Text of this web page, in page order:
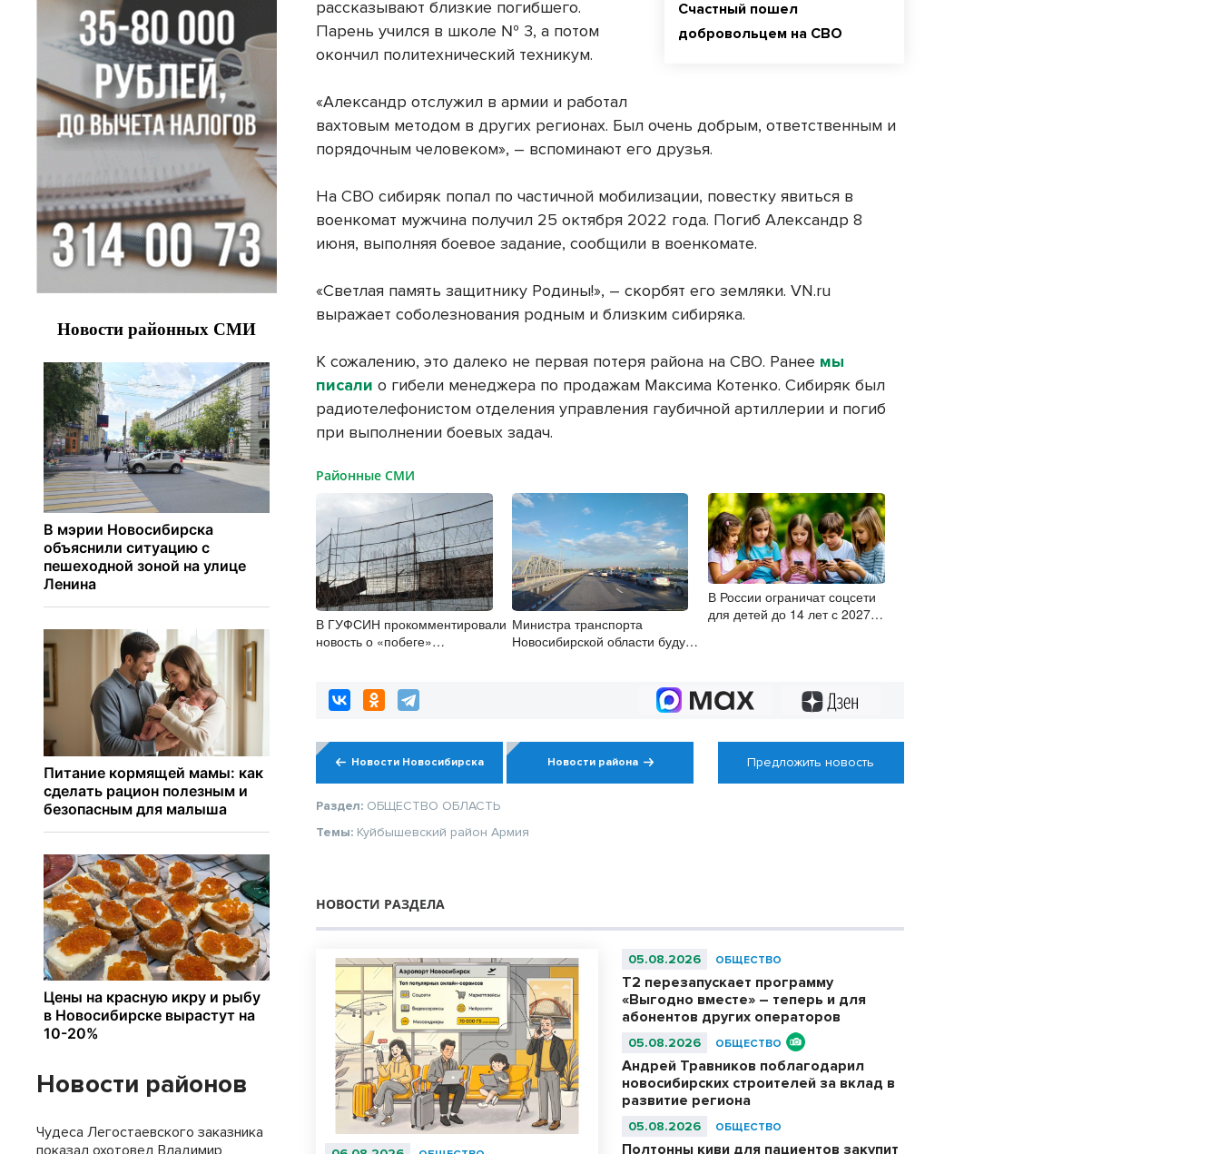
Счастный пошел
добровольцем на СВО
рассказывают близкие погибшего.
Парень учился в школе № 3, а потом
окончил политехнический техникум.
«Александр отслужил в армии и работал
вахтовым методом в других регионах. Был очень добрым, ответственным и
порядочным человеком», – вспоминают его друзья.
На СВО сибиряк попал по частичной мобилизации, повестку явиться в
военкомат мужчина получил 25 октября 2022 года. Погиб Александр 8
июня, выполняя боевое задание, сообщили в военкомате.
«Светлая память защитнику Родины!», – скорбят его земляки. VN.ru
выражает соболезнования родным и близким сибиряка.
К сожалению, это далеко не первая потеря района на СВО. Ранее мы
писали о гибели менеджера по продажам Максима Котенко.Сибиряк был
радиотелефонистом отделения управления гаубичной артиллерии и погиб
при выполнении боевых задач.
Районные СМИ
В ГУФСИН прокомментировали
новость о «побеге»
Министра транспорта
Новосибирской области будут
В России ограничат соцсети
для детей до 14 лет с 2027
Новости Новосибирска Новости района Предложить новость
Раздел: ОБЩЕСТВО ОБЛАСТЬ
Темы: Куйбышевский район Армия
НОВОСТИ РАЗДЕЛА
05.08.2026 ОБЩЕСТВО
Т2 перезапускает программу
«Выгодно вместе» – теперь и для
абонентов других операторов
05.08.2026 ОБЩЕСТВО
Андрей Травников поблагодарил
новосибирских строителей за вклад в
развитие региона
05.08.2026 ОБЩЕСТВО
Полтонны киви для пациентов закупит
Новости районов
Чудеса Легостаевского заказника
показал охотовед Владимир